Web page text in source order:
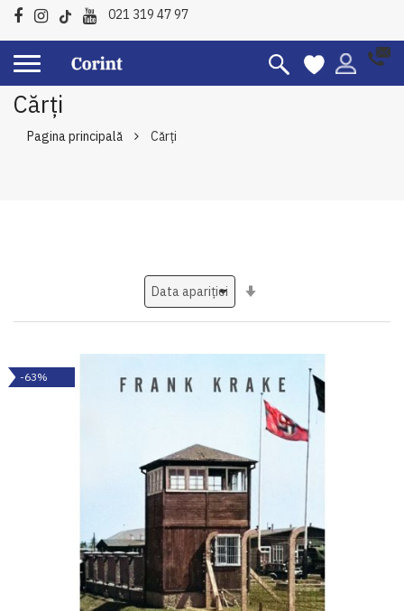
021 319 47 97
Cărți
Pagina principală Cărți
-63%